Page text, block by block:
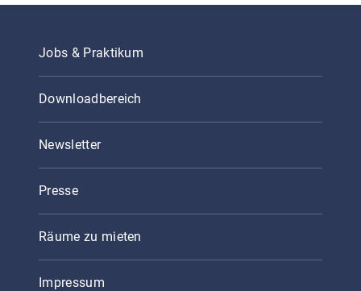
Jobs & Praktikum
Downloadbereich
Newsletter
Presse
Räume zu mieten
Impressum